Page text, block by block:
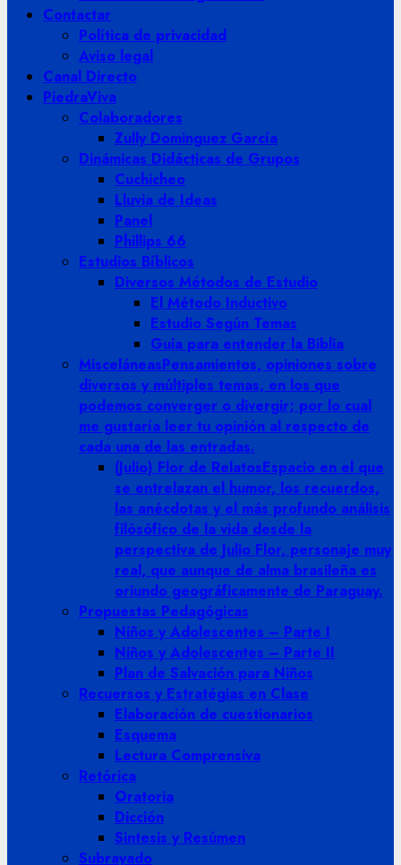
Contactar
Política de privacidad
Aviso legal
Canal Directo
PiedraViva
Colaboradores
Zully Dominguez García
Dinámicas Didácticas de Grupos
Cuchicheo
Lluvia de Ideas
Panel
Phillips 66
Estudios Bíblicos
Diversos Métodos de Estudio
El Método Inductivo
Estudio Según Temas
Guia para entender la Biblia
MisceláneasPensamientos, opiniones sobre
diversos y múltiples temas, en los que
podemos converger o divergir; por lo cual
me gustaría leer tu opinión al respecto de
cada una de las entradas.
(Julio) Flor de RelatosEspacio en el que
se entrelazan el humor, los recuerdos,
las anécdotas y el más profundo análisis
filósófico de la vida desde la
perspectiva de Julio Flor, personaje muy
real, que aunque de alma brasileña es
oriundo geográficamente de Paraguay.
Propuestas Pedagógicas
Niños y Adolescentes – Parte I
Niños y Adolescentes – Parte II
Plan de Salvación para Niños
Recuersos y Estratégias en Clase
Elaboración de cuestionarios
Esquema
Lectura Comprensiva
Retórica
Oratoria
Dicción
Sintesis y Resúmen
Subrayado